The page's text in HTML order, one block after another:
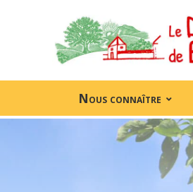
Nous connaître